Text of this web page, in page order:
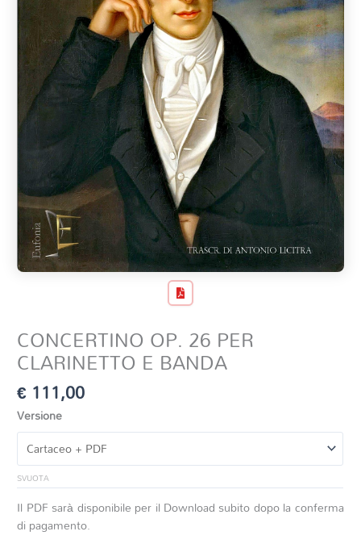
CONCERTINO OP. 26 PER
CLARINETTO E BANDA
€ 111,00
Versione
SVUOTA
Il PDF sarà disponibile per il Download subito dopo la conferma
di pagamento.